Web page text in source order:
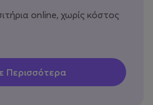
online, χωρίς κόστος